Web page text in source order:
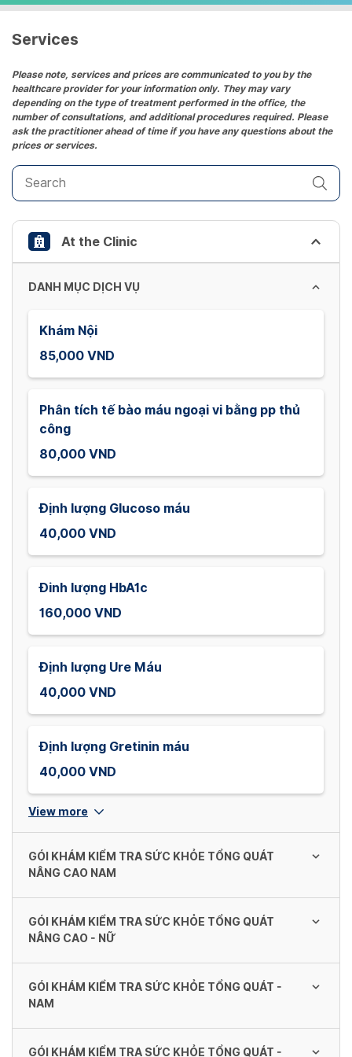
date.
the
question
mark
key
to
get
the
keyboard
shortcuts
for
changing
dates.
Services
Please note, services and prices are communicated to you by the
healthcare provider for your information only. They may vary
depending on the type of treatment performed in the office, the
number of consultations, and additional procedures required. Please
ask the practitioner ahead of time if you have any questions about the
prices or services.
At the Clinic
DANH MỤC DỊCH VỤ
Khám Nội
85,000 VND
Phân tích tế bào máu ngoại vi bằng pp thủ
công
80,000 VND
Định lượng Glucoso máu
40,000 VND
Đinh lượng HbA1c
160,000 VND
Định lượng Ure Máu
40,000 VND
Định lượng Gretinin máu
40,000 VND
View more
GÓI KHÁM KIỂM TRA SỨC KHỎE TỔNG QUÁT
NÂNG CAO NAM
GÓI KHÁM KiỂM TRA SỨC KHỎE TỔNG
tổng quát; Siêu âm tuyến giáp; Điện tâm đồ(ECG);
Chụp X- Quang tim phổi thẳng; Xét nghiệm công
See all
GÓI KHÁM KIỂM TRA SỨC KHỎE TỔNG QUÁT
NÂNG CAO - NỮ
GÓI KHÁM KIỂM TRA SỨC KHỎE TỔNG
GÓI KHÁM KIỂM TRA SỨC KHỎE TỔNG QUÁT -
NAM
GÓI KHÁM KIỂM TRA SỨC KHỎE TỔNG QUÁT -